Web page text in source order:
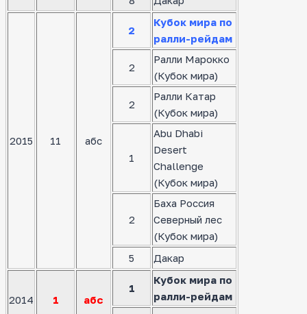
2015 11 абс
2
Кубок мира по
ралли-рейдам
2
Ралли Марокко
(Кубок мира)
2
Ралли Катар
(Кубок мира)
1
Abu Dhabi
Desert
Challenge
(Кубок мира)
2
Баха Россия
Северный лес
(Кубок мира)
5
Дакар
2014 1 абс
1
Кубок мира по
ралли-рейдам